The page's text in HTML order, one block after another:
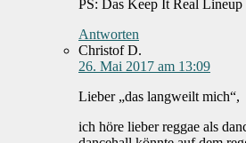
PS: Das Keep It Real Lineup
Antworten
Christof D.
26. Mai 2017 am 13:09
Lieber „das langweilt mich“,
ich höre lieber reggae als